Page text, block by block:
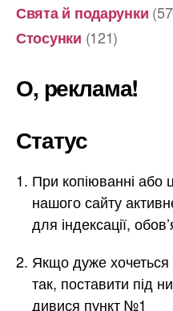
Свята й подарунки
Стосунки (121)
О, реклама!
Статус
При копіюванні або
нашого сайту
для індексації,
Якщо дуже хочеться
так, поставити під
дивися пункт №1